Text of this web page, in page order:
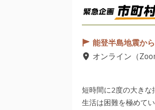
能登半島地震か
オンライン（
短時間に2度の大き
生活は困難を極めて